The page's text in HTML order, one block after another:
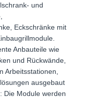
und
Eckschränke mit
Anbauteile wie
und Rückwände,
Arbeitsstationen,
ausgebaut
Die Module werden